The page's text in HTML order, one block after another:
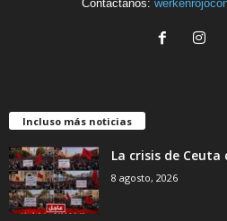
Contáctanos:
Incluso más noticias
La crisis de Ceuta
8 agosto, 2026